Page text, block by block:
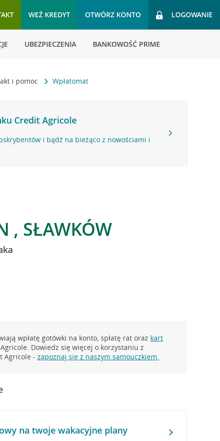
WEŹ KREDYT OTWÓRZ KONTO LOGOWANIE
UBEZPIECZENIA BANKOWOŚĆ PRIME
i pomoc Wpłatomat
Credit Agricole
i bądź na bieżąco z nowościami i
, SŁAWKÓW
wpłatę gotówki na konto, spłatę rat oraz kart
Dowiedz się więcej o korzystaniu z
Agricole -zapoznaj się z naszym samouczkiem.
na twoje wakacyjne plany